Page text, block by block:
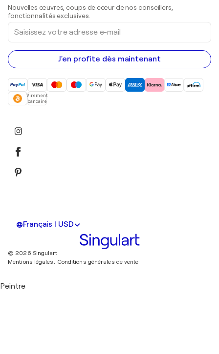
Peintures acryliques
Nouvelles œuvres, coups de cœur de nos conseillers,
fonctionnalités exclusives.
Saisissez
votre
adresse
e-
mail
J'en profite dès maintenant
Virement
bancaire
Français | USD
© 2026 Singulart
Mentions légales. Conditions générales de vente
Peintre